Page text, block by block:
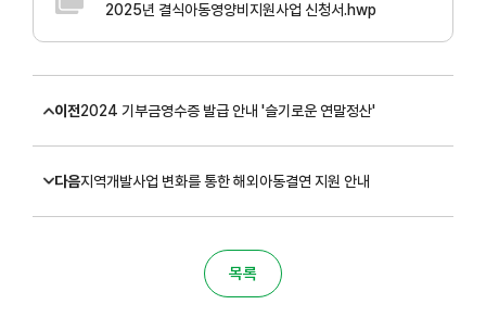
2025년 결식아동영양비지원사업 신청서.hwp
이전2024 기부금영수증 발급 안내 '슬기로운 연말정산'
다음지역개발사업 변화를 통한 해외아동결연 지원 안내
목록